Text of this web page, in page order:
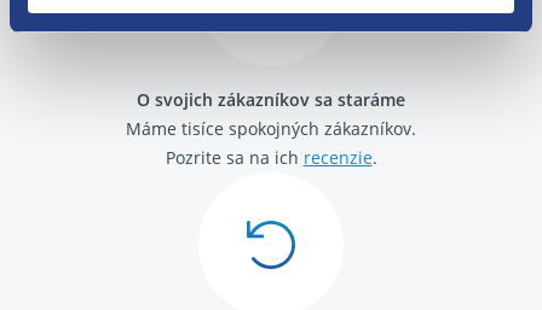
O svojich zákazníkov sa staráme
Máme tisíce spokojných zákazníkov.
Pozrite sa na ich recenzie.